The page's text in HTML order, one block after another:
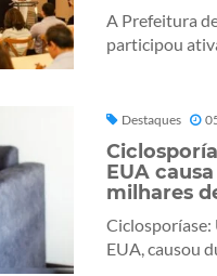
A Prefeitura
participou
Destaques
EUA
milhares
Ciclosporíase:
EUA, causou